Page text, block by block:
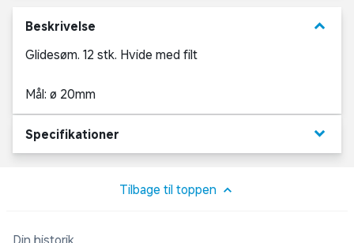
Beskrivelse keyboard_arrow_down
Glidesøm. 12 stk. Hvide med filt
Mål: ø 20mm
Specifikationer keyboard_arrow_down
Tilbage til toppen
Din historik